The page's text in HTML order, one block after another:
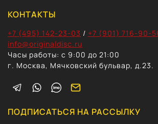
КОНТАКТЫ
+7 (495) 142-23-03 / +7 (901) 716-90-
info@originaldisc.ru
Часы работы: с 9:00 до 21:00
г. Москва, Мячковский бульвар, д.23.
ПОДПИСАТЬСЯ НА РАССЫЛКУ